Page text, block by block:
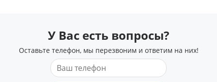
У Вас есть вопросы?
Оставьте телефон, мы перезвоним и ответим на них!